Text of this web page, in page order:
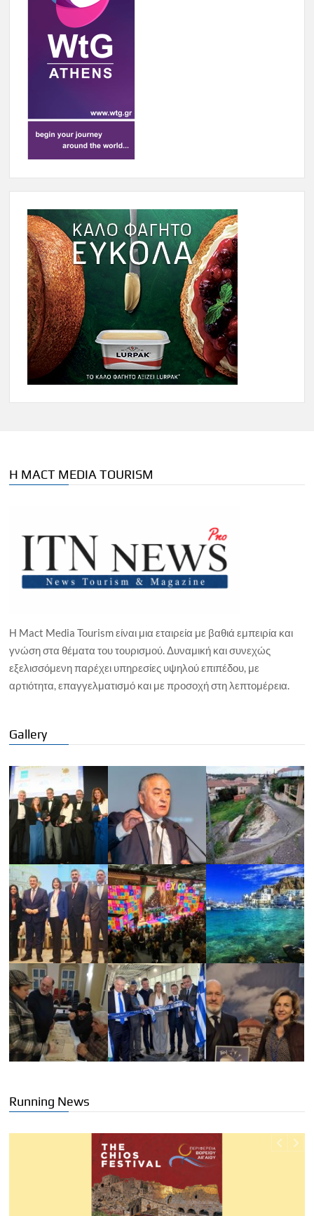
Η MACT MEDIA TOURISM
Η Mact Media Tourism είναι μια εταιρεία με βαθιά εμπειρία και
γνώση στα θέματα του τουρισμού. Δυναμική και συνεχώς
εξελισσόμενη παρέχει υπηρεσίες υψηλού επιπέδου, με
αρτιότητα, επαγγελματισμό και με προσοχή στη λεπτομέρεια.
Gallery
Running News